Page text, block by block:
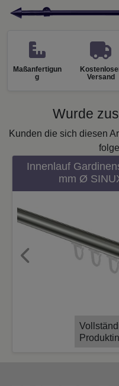
Maßanfertigun
g
Versand
Wurde
Kunden die sich diesen
Innenlauf
mm Ø
Previous